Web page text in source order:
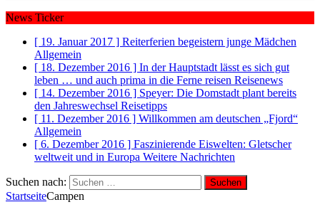
News Ticker
[ 19. Januar 2017 ] Reiterferien begeistern junge Mädchen
Allgemein
[ 18. Dezember 2016 ] In der Hauptstadt lässt es sich gut
leben … und auch prima in die Ferne reisen Reisenews
[ 14. Dezember 2016 ] Speyer: Die Domstadt plant bereits
den Jahreswechsel Reisetipps
[ 11. Dezember 2016 ] Willkommen am deutschen „Fjord“
Allgemein
[ 6. Dezember 2016 ] Faszinierende Eiswelten: Gletscher
weltweit und in Europa Weitere Nachrichten
Suchen nach:
StartseiteCampen